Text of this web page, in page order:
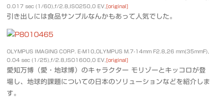
0.017 sec (1/60),f/2.8,ISO250,0 EV, [original]
引き出しには食品サンプルなんかもあって人気でした。
OLYMPUS IMAGING CORP. E-M10,OLYMPUS M.7-14mm F2.8,26 mm(35mmF),
0.04 sec (1/25),f/2.8,ISO1600,0 EV, [original]
愛知万博（愛・地球博）のキャラクター モリゾーとキッコロが登
場し、地球的課題についての日本のソリューションなどを紹介しま
す。